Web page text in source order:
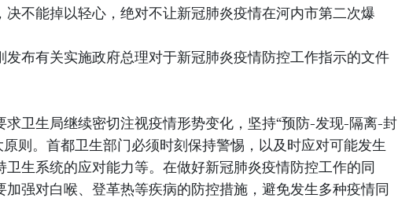
决不能掉以轻心，绝对不让新冠肺炎疫情在河内市第二次爆
发布有关实施政府总理对于新冠肺炎疫情防控工作指示的文件
求卫生局继续密切注视疫情形势变化，坚持“预防-发现-隔离-封
则。首都卫生部门必须时刻保持警惕，以及时应对可能发生
卫生系统的应对能力等。在做好新冠肺炎疫情防控工作的同
加强对白喉、登革热等疾病的防控措施，避免发生多种疫情同